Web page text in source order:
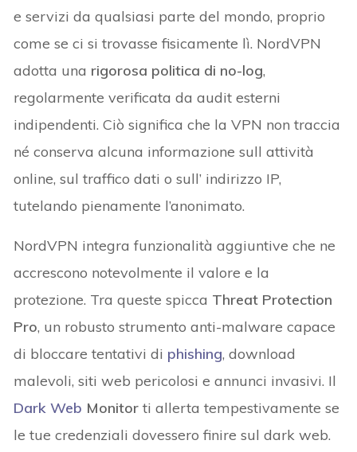
e servizi da qualsiasi parte del mondo, proprio
come se ci si trovasse fisicamente lì. NordVPN
adotta una rigorosa politica di no-log,
regolarmente verificata da audit esterni
indipendenti. Ciò significa che la VPN non traccia
né conserva alcuna informazione sull attività
online, sul traffico dati o sull’ indirizzo IP,
tutelando pienamente l’anonimato.
NordVPN integra funzionalità aggiuntive che ne
accrescono notevolmente il valore e la
protezione. Tra queste spicca Threat Protection
Pro, un robusto strumento anti-malware capace
di bloccare tentativi di phishing, download
malevoli, siti web pericolosi e annunci invasivi. Il
Dark Web Monitor ti allerta tempestivamente se
le tue credenziali dovessero finire sul dark web.